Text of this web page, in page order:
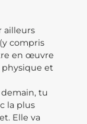
ailleurs
compris
en œuvre
et
tu
la plus
Elle va